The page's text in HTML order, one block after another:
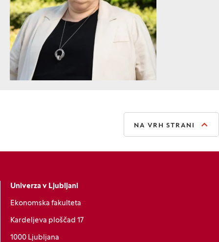
NA VRH STRANI
Univerza v Ljubljani
Ekonomska fakulteta
Kardeljeva ploščad 17
1000 Ljubljana